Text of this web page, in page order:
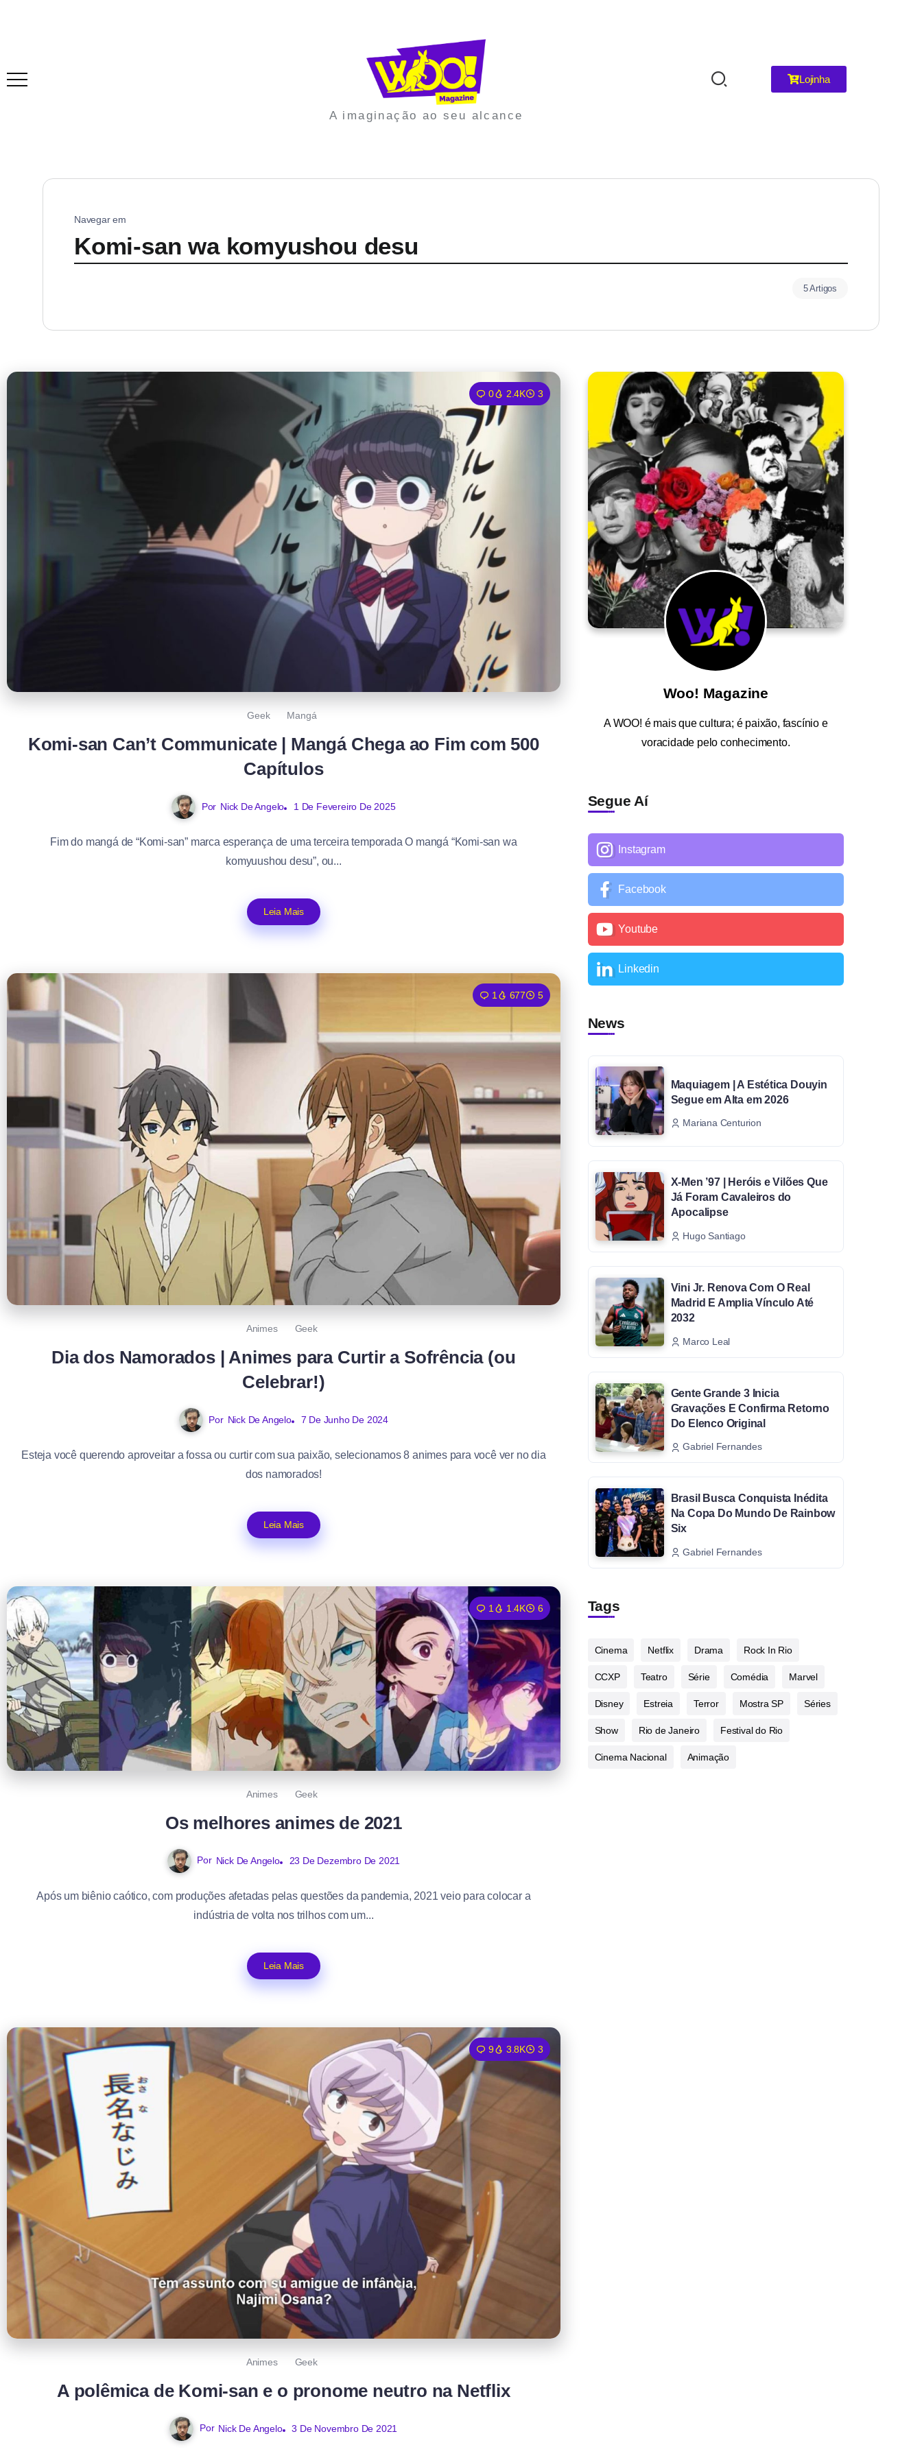
A imaginação ao seu alcance
Lojinha
Navegar em
Komi-san wa komyushou desu
5 Artigos
0 2.4K 3
Geek Mangá
Komi-san Can’t Communicate | Mangá Chega ao Fim com 500
Capítulos
Por Nick De Angelo 1 De Fevereiro De 2025
Fim do mangá de “Komi-san” marca esperança de uma terceira temporada O mangá “Komi-san wa
komyuushou desu”, ou...
Leia Mais
1 677 5
Animes Geek
Dia dos Namorados | Animes para Curtir a Sofrência (ou
Celebrar!)
Por Nick De Angelo 7 De Junho De 2024
Esteja você querendo aproveitar a fossa ou curtir com sua paixão, selecionamos 8 animes para você ver no dia
dos namorados!
Leia Mais
1 1.4K 6
Animes Geek
Os melhores animes de 2021
Por Nick De Angelo 23 De Dezembro De 2021
Após um biênio caótico, com produções afetadas pelas questões da pandemia, 2021 veio para colocar a
indústria de volta nos trilhos com um...
Leia Mais
9 3.8K 3
Animes Geek
A polêmica de Komi-san e o pronome neutro na Netflix
Por Nick De Angelo 3 De Novembro De 2021
Woo! Magazine
AWOO! é mais que cultura; é paixão, fascínio e
voracidade pelo conhecimento.
Segue Aí
Instagram
Facebook
Youtube
Linkedin
News
Maquiagem | A Estética Douyin
Segue em Alta em 2026
Mariana Centurion
X-Men ’97 | Heróis e Vilões Que
Já Foram Cavaleiros do
Apocalipse
Hugo Santiago
Vini Jr. Renova Com O Real
Madrid E Amplia Vínculo Até
2032
Marco Leal
Gente Grande 3 Inicia
Gravações E Confirma Retorno
Do Elenco Original
Gabriel Fernandes
Brasil Busca Conquista Inédita
Na Copa Do Mundo De Rainbow
Six
Gabriel Fernandes
Tags
Cinema Netflix Drama Rock In Rio
CCXP Teatro Série Comédia Marvel
Disney Estreia Terror Mostra SP Séries
Show Rio de Janeiro Festival do Rio
Cinema Nacional Animação